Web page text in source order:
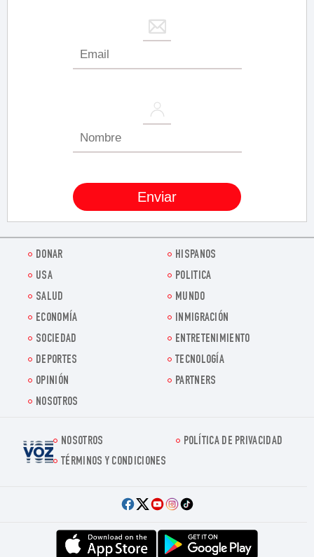
DONAR
HISPANOS
USA
POLITICA
SALUD
MUNDO
ECONOMÍA
INMIGRACIÓN
SOCIEDAD
ENTRETENIMIENTO
DEPORTES
TECNOLOGÍA
OPINIÓN
PARTNERS
NOSOTROS
Voz.us
NOSOTROS
POLÍTICA DE PRIVACIDAD
TÉRMINOS Y CONDICIONES